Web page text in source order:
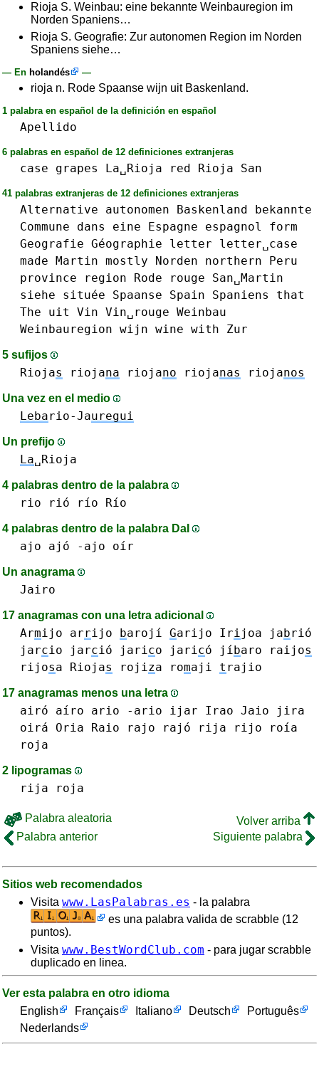
Rioja S. Weinbau: eine bekannte Weinbauregion im
Norden Spaniens…
Rioja S. Geografie: Zur autonomen Region im Norden
Spaniens siehe…
— En holandés —
rioja n. Rode Spaanse wijn uit Baskenland.
1 palabra en español de la definición en español
Apellido
6 palabras en español de 12 definiciones extranjeras
case grapes La␣Rioja red Rioja San
41 palabras extranjeras de 12 definiciones extranjeras
Alternative autonomen Baskenland
bekannte
Commune
dans eine Espagne espagnol
form
Geografie Géographie letter
letter␣case
made Martin mostly Norden northern
Peru
province
region Rode rouge
San␣Martin
siehe
située Spaanse Spain Spaniens
that
The
uit Vin Vin␣rouge Weinbau
Weinbauregion wijn wine with Zur
5 sufijos
Riojas riojana riojano riojanas riojanos
Una vez en el medio
Lebario-Jauregui
Un prefijo
La␣Rioja
4 palabras dentro de la palabra
rio rió río Río
4 palabras dentro de la palabra DaI
ajo ajó -ajo oír
Un anagrama
Jairo
17 anagramas con una letra adicional
Armijo arrijo barojí Garijo Irijoa jabrió
jarcio jarció jarico jaricó jíbaro raijos
rijosa Riojas rojiza romaji t rajio
17 anagramas menos una letra
airó aíro ario -ario ijar Irao Jaio
jira
oirá
Oria Raio rajo rajó rija rijo
roía
roja
2 lipogramas
rija roja
Palabra aleatoria
Volver arriba
Palabra anterior
Siguiente palabra
Sitios web recomendados
Visita www.LasPalabras.es - la palabra
es una palabra valida de scrabble (12
puntos).
Visita www.BestWordClub.com - para jugar scrabble
duplicado en linea.
Ver esta palabra en otro idioma
English
Français Italiano Deutsch
Português
Nederlands